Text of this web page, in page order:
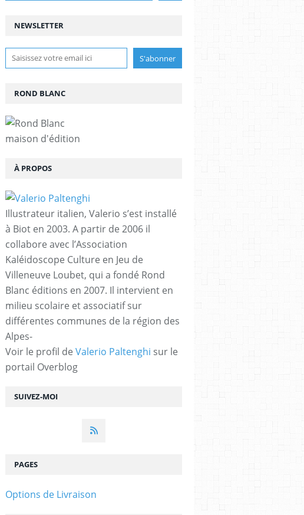
NEWSLETTER
SUIVEZ-MOI
ROND BLANC
maison d'édition
À PROPOS
Illustrateur italien, Valerio s’est installé
à Biot en 2003. A partir de 2006 il
collabore avec l’Association
Kaléidoscope Culture en Jeu de
Villeneuve Loubet, qui a fondé Rond
Blanc éditions en 2007. Il intervient en
milieu scolaire et associatif sur
différentes communes de la région des
Alpes-
Voir le profil de Valerio Paltenghi sur le
portail Overblog
PAGES
Options de Livraison